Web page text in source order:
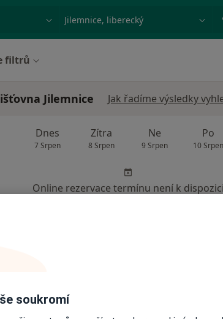
Město nebo region
filtrů
Jilemnice Jak řadíme výsledky
Dnes
7 Srpen
Zítra
8 Srpen
Ne
9 Srpen
Po
10 Srpen
Online rezervace termínu není k dispozici
7 Srpen
soukromí